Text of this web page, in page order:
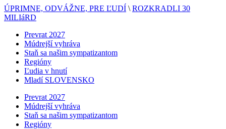
ÚPRIMNE, ODVÁŽNE, PRE ĽUDÍ \ ROZKRADLI 30
MILIáRD
Prevrat 2027
Múdrejší vyhráva
Staň sa našim sympatizantom
Regióny
Ľudia v hnutí
Mladí SLOVENSKO
Prevrat 2027
Múdrejší vyhráva
Staň sa našim sympatizantom
Regióny